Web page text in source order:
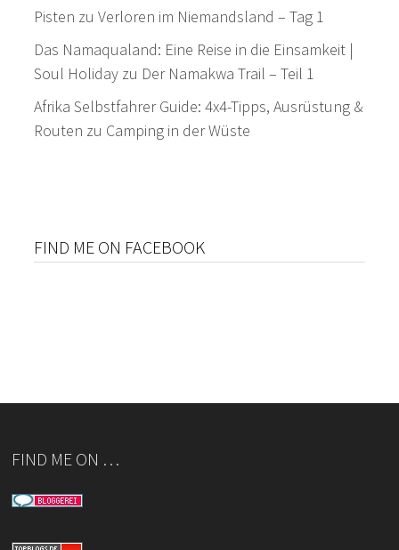
Pisten zuVerloren im Niemandsland – Tag 1
Das Namaqualand: Eine Reise in die Einsamkeit |
Soul Holiday zu Der Namakwa Trail – Teil 1
Afrika Selbstfahrer Guide: 4x4-Tipps, Ausrüstung &
Routen zu Camping in der Wüste
FIND ME ON FACEBOOK
FIND ME ON …